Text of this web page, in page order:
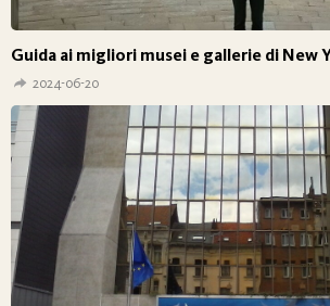
Guida ai migliori musei e gallerie di New
2024-06-20